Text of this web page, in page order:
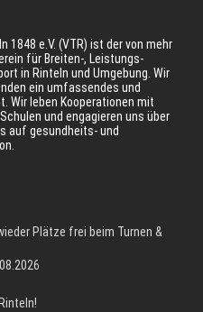
1848 e.V. (VTR) ist der von mehr
für Breiten-, Leistungs-
in Rinteln und Umgebung. Wir
ein umfassendes und
Wir leben Kooperationen mit
und engagieren uns über
auf gesundheits- und
Plätze frei beim Turnen &